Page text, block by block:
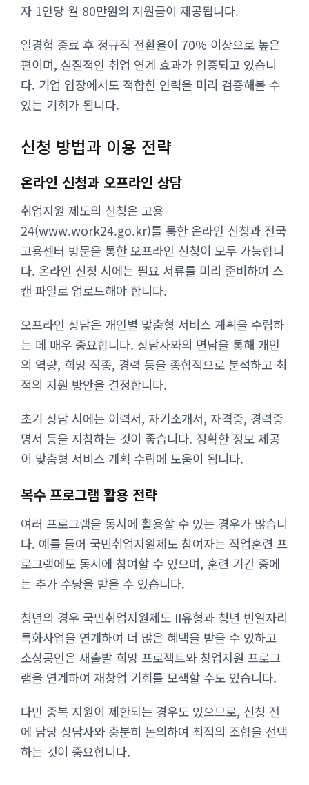
자 1인당 월 80만원의 지원금이 제공됩니다.
일경험 종료 후 정규직 전환율이 70% 이상으로 높은
편이며, 실질적인 취업 연계 효과가 입증되고 있습니
다. 기업 입장에서도 적합한 인력을 미리 검증해볼 수
있는 기회가 됩니다.
신청 방법과 이용 전략
온라인 신청과 오프라인 상담
취업지원 제도의 신청은 고용
24(www.work24.go.kr)를 통한 온라인 신청과 전국
고용센터 방문을 통한 오프라인 신청이 모두 가능합니
다. 온라인 신청 시에는 필요 서류를 미리 준비하여 스
캔 파일로 업로드해야 합니다.
오프라인 상담은 개인별 맞춤형 서비스 계획을 수립하
는 데 매우 중요합니다. 상담사와의 면담을 통해 개인
의 역량, 희망 직종, 경력 등을 종합적으로 분석하고 최
적의 지원 방안을 결정합니다.
초기 상담 시에는 이력서, 자기소개서, 자격증, 경력증
명서 등을 지참하는 것이 좋습니다. 정확한 정보 제공
이 맞춤형 서비스 계획 수립에 도움이 됩니다.
복수 프로그램 활용 전략
여러 프로그램을 동시에 활용할 수 있는 경우가 많습니
다. 예를 들어 국민취업지원제도 참여자는 직업훈련 프
로그램에도 동시에 참여할 수 있으며, 훈련 기간 중에
는 추가 수당을 받을 수 있습니다.
청년의 경우 국민취업지원제도 II유형과 청년 빈일자리
특화사업을 연계하여 더 많은 혜택을 받을 수 있하고
소상공인은 새출발 희망 프로젝트와 창업지원 프로그
램을 연계하여 재창업 기회를 모색할 수도 있습니다.
다만 중복 지원이 제한되는 경우도 있으므로, 신청 전
에 담당 상담사와 충분히 논의하여 최적의 조합을 선택
하는 것이 중요합니다.